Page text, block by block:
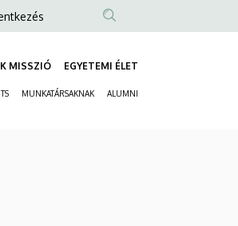
MISSZIÓ EGYETEMI ÉLET
MUNKATÁRSAKNAK ALUMNI